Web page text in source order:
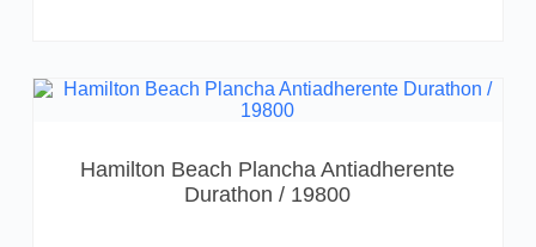
Hamilton Beach Plancha Antiadherente
Durathon / 19800